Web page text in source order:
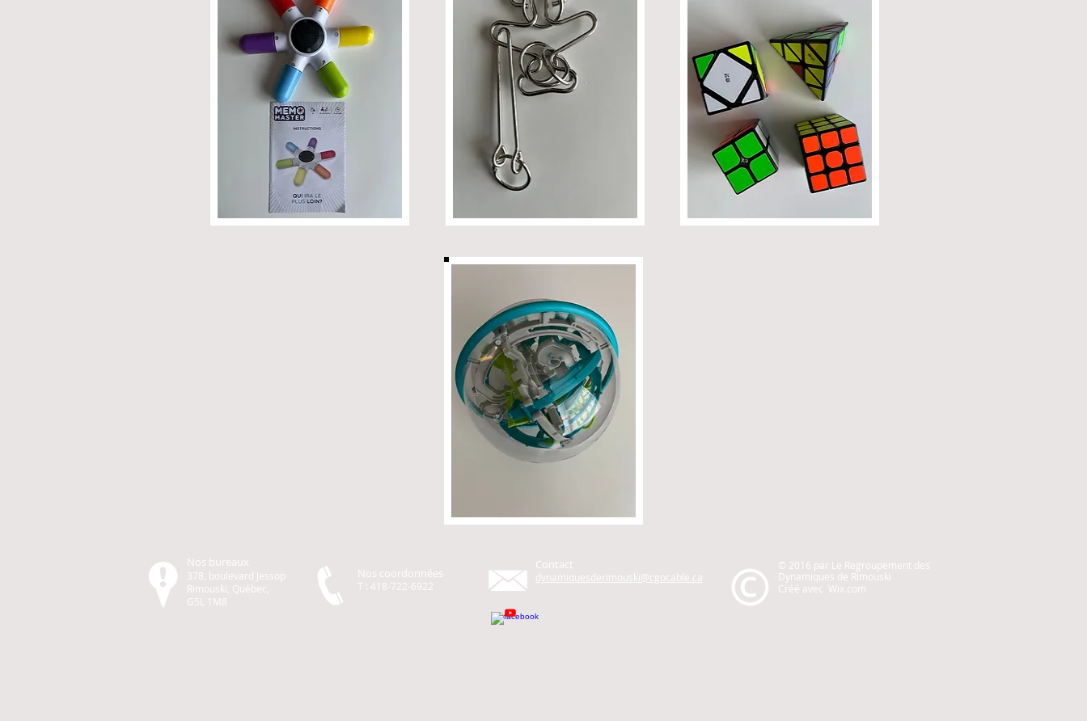
Nos bureaux
378, boulevard Jessop
Rimouski, Québec,
G5L 1M8
Nos coordonnées
T : 418-722-6922
Contact
dynamiquesderimouski@cgocable.ca
© 2016 par
Le Regroupement des
Dynamiques de Rimouski
Créé avec Wix.com